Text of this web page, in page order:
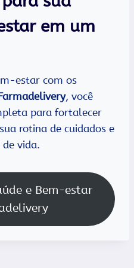
em um
estar com os
, você
para fortalecer
rotina de cuidados e
vida.
e Bem-estar